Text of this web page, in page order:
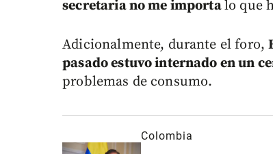
secretaria no me importalo que
Adicionalmente, durante el foro,
pasado estuvo internado en un
problemas de consumo.
Colombia